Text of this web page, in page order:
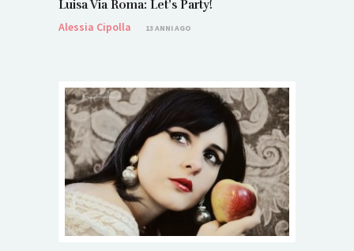
Luisa Via Roma: Let’s Party!
Alessia Cipolla
13 ANNI AGO